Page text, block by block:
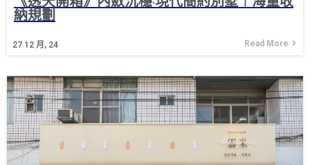
納規劃
27 12 月, 24 Read More